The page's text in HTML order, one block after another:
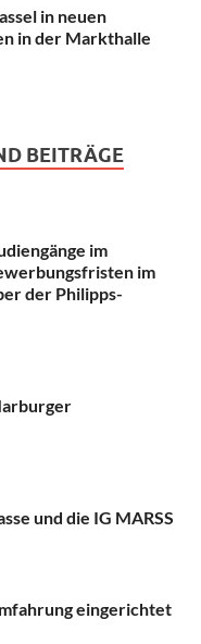
in neuen
in der Markthalle
BEITRÄGE
im
im
der Philipps-
und die IG MARSS
eingerichtet